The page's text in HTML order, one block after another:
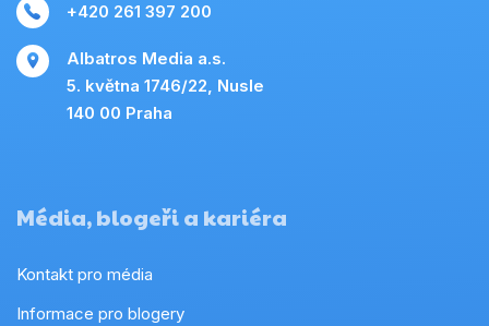
+420 261 397 200
Albatros Media a.s.
5. května 1746/22, Nusle
140 00 Praha
Média, blogeři a kariéra
Kontakt pro média
Informace pro blogery